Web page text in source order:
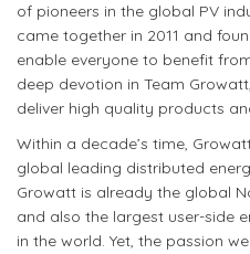
of pioneers in the global PV
came together in 2011 and
enable everyone to benefit
deep devotion in Team
deliver high quality products
Within a decade’s time,
global leading distributed
Growatt is already the global
and also the largest user-side
in the world. Yet, the passion